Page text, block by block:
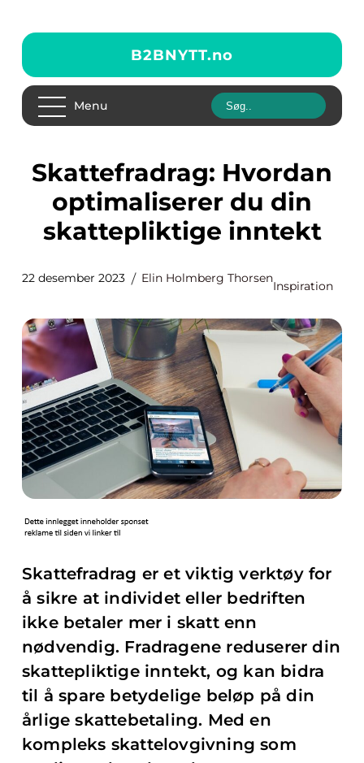
B2BNYTT.no
Menu
Skattefradrag: Hvordan
optimaliserer du din
skattepliktige inntekt
22 desember 2023 Elin Holmberg Thorsen
Inspiration
Skattefradrag er et viktig verktøy for
å sikre at individet eller bedriften
ikke betaler mer i skatt enn
nødvendig. Fradragene reduserer din
skattepliktige inntekt, og kan bidra
til å spare betydelige beløp på din
årlige skattebetaling. Med en
kompleks skattelovgivning som